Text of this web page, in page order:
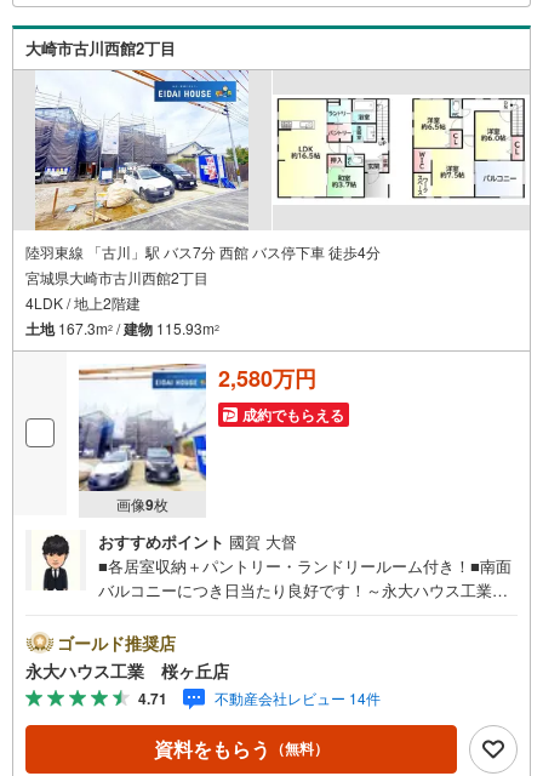
動あり）現地のご案内も可能ですので、どうぞお気軽にお
問い合わせください！
大崎市古川西館2丁目
陸羽東線 「古川」駅 バス7分 西館 バス停下車 徒歩4分
宮城県大崎市古川西館2丁目
4LDK / 地上2階建
土地167.3m2 /建物 115.93m2
画像9枚
2,580万円
成約でもらえる
おすすめポイント 國賀 大督
■各居室収納＋パントリー・ランドリールーム付き！■南面
バルコニーにつき日当たり良好です！～永大ハウス工業の
らでは当社の強みを大きく2つに分けてご紹介！1.＜豊富な
不動産知識＞戸建・マンション・土地...と種別を問わず不
動産を取り扱っております。更に教育施設や商業施設、子
育て環境や行政などの地域情報を総合し、お客様により良
い物件選びをして頂けるよう、しっかりとサポートさせて
頂きます。2.＜経験豊富なスタッフ＞当社では【購入】
ゴールド推奨店
永大ハウス工業 桜ヶ丘店
4.71 不動産会社レビュー 14件
資料をもらう （無料）